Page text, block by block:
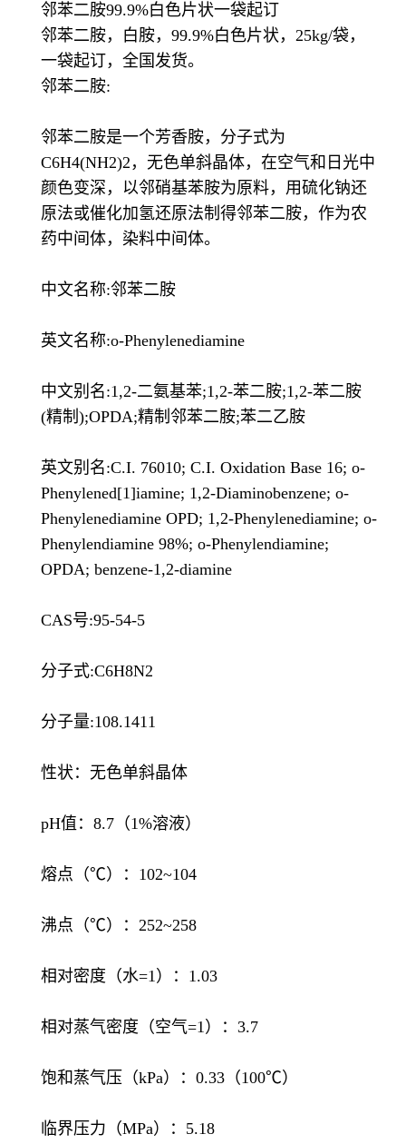
邻苯二胺99.9%白色片状一袋起订
邻苯二胺，白胺，99.9%白色片状，25kg/袋，
一袋起订，全国发货。
邻苯二胺:
邻苯二胺是一个芳香胺，分子式为
C6H4(NH2)2，无色单斜晶体，在空气和日光中
颜色变深，以邻硝基苯胺为原料，用硫化钠还
原法或催化加氢还原法制得邻苯二胺，作为农
药中间体，染料中间体。
中文名称:邻苯二胺
英文名称:o-Phenylenediamine
中文别名:1,2-二氨基苯;1,2-苯二胺;1,2-苯二胺
(精制);OPDA;精制邻苯二胺;苯二乙胺
英文别名:C.I. 76010; C.I. Oxidation Base 16; o-
Phenylened[1]iamine; 1,2-Diaminobenzene; o-
Phenylenediamine OPD; 1,2-Phenylenediamine; o-
Phenylendiamine 98%; o-Phenylendiamine;
OPDA; benzene-1,2-diamine
CAS号:95-54-5
分子式:C6H8N2
分子量:108.1411
性状：无色单斜晶体
pH值：8.7（1%溶液）
熔点（℃）：102~104
沸点（℃）：252~258
相对密度（水=1）：1.03
相对蒸气密度（空气=1）：3.7
饱和蒸气压（kPa）：0.33（100℃）
临界压力（MPa）：5.18